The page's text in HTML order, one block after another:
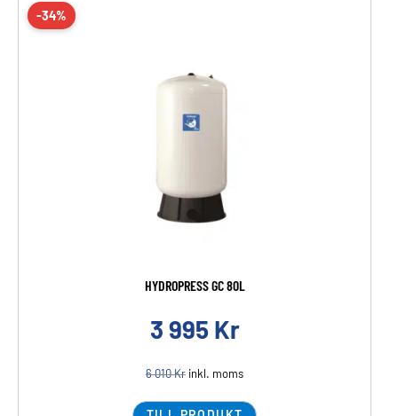
-34%
HYDROPRESS GC 80L
3 995 Kr
6 010Kr inkl. moms